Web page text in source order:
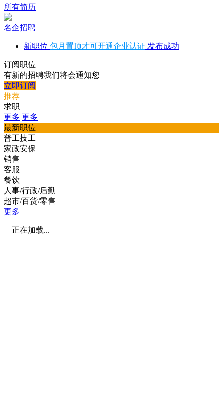
所有简历
名企招聘
新职位 包月置顶才可开通企业认证 发布成功
订阅职位
有新的招聘我们将会通知您
立即订阅
推荐
求职
更多 更多
最新职位
普工技工
家政安保
销售
客服
餐饮
人事/行政/后勤
超市/百货/零售
更多
正在加载...